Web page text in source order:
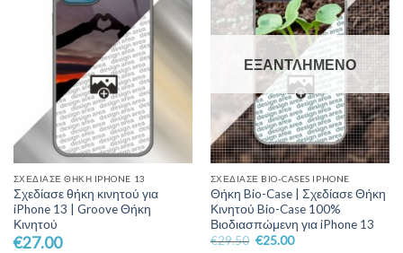
Wishlist
ΣΧΕΔΊΑΣΕ ΘΉΚΗ IPHONE 13
Σχεδίασε θήκη κινητού για
iPhone 13 | Groove Θήκη
Κινητού
€27.00
Wishlist
ΕΞΑΝΤΛΗΜΈΝΟ
ΣΧΕΔΊΑΣΕ BIO-CASES IPHONE
Θήκη Bio-Case | Σχεδίασε Θήκη
Κινητού Bio-Case 100%
Βιοδιασπώμενη για iPhone 13
€29.50 €25.00